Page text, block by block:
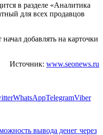
в разделе «Аналитика
для всех продавцов
добавлять на карточки
Источник: www.seonews.ru
WhatsAppTelegramViber
вывода денег через